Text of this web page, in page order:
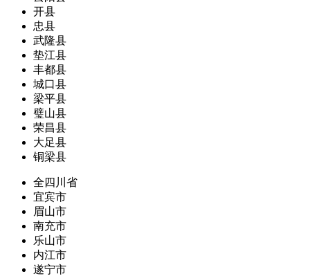
开县
忠县
武隆县
垫江县
丰都县
城口县
梁平县
璧山县
荣昌县
大足县
铜梁县
全四川省
宜宾市
眉山市
南充市
乐山市
内江市
遂宁市